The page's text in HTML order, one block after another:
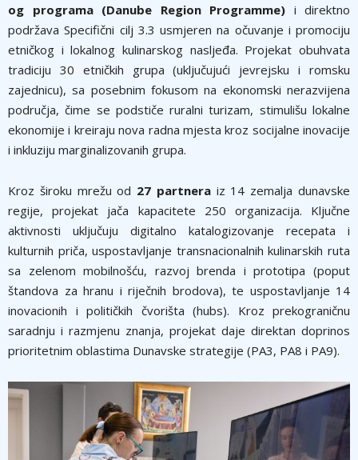
og programa (Danube Region Programme) i direktno
podržava Specifični cilj 3.3 usmjeren na očuvanje i promociju
etničkog i lokalnog kulinarskog nasljeđa. Projekat obuhvata
tradiciju 30 etničkih grupa (uključujući jevrejsku i romsku
zajednicu), sa posebnim fokusom na ekonomski nerazvijena
područja, čime se podstiče ruralni turizam, stimulišu lokalne
ekonomije i kreiraju nova radna mjesta kroz socijalne inovacije
i inkluziju marginalizovanih grupa.
Kroz široku mrežu od 27 partneraiz 14 zemalja dunavske
regije, projekat jača kapacitete 250 organizacija. Ključne
aktivnosti uključuju digitalno katalogizovanje recepata i
kulturnih priča, uspostavljanje transnacionalnih kulinarskih ruta
sa zelenom mobilnošću, razvoj brenda i prototipa (poput
štandova za hranu i riječnih brodova), te uspostavljanje 14
inovacionih i političkih čvorišta (hubs). Kroz prekograničnu
saradnju i razmjenu znanja, projekat daje direktan doprinos
prioritetnim oblastima Dunavske strategije (PA3, PA8 i PA9).